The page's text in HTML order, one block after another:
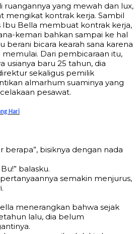
ruangannya yang mewah dan lux,
mengikat kontrak kerja. Sambil
Bella membuat kontrak kerja,
kemari bahkan sampai ke hal
berani bicara kearah sana karena
Dari pembicaraan itu,
usianya baru 25 tahun, dia
sekaligus pemilik
almarhum suaminya yang
pesawat.
Hari
berapa”, bisiknya dengan nada
balasku.
semakin menjurus,
menerangkan bahwa sejak
lalu, dia belum